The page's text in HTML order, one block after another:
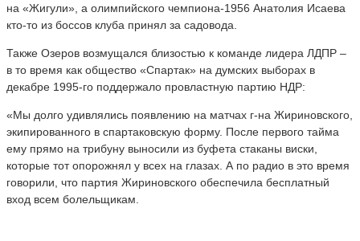
на «Жигули», а олимпийского чемпиона-1956 Анатолия Исаева
кто-то из боссов клуба принял за садовода.
Также Озеров возмущался близостью к команде лидера ЛДПР –
в то время как общество «Спартак» на думских выборах в
декабре 1995-го поддержало провластную партию НДР:
«Мы долго удивлялись появлению на матчах г-на Жириновского,
экипированного в спартаковскую форму. После первого тайма
ему прямо на трибуну выносили из буфета стаканы виски,
которые тот опорожнял у всех на глазах. А по радио в это время
говорили, что партия Жириновского обеспечила бесплатный
вход всем болельщикам.